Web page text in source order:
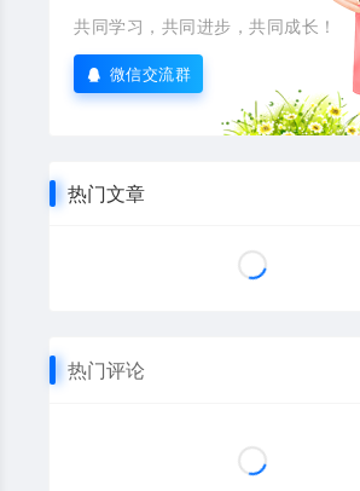
共同学习，共同进步，共同成长！
微信交流群
热门文章
热门评论